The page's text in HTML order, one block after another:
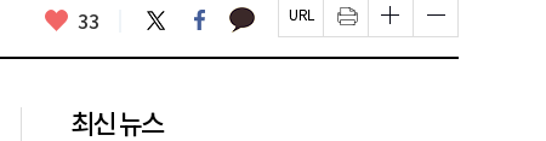
좋
요
33 트
위
터
페
이
스
카
카 페
이
지
인
쇄
하
글
자
크
글
자
크
최신 뉴스